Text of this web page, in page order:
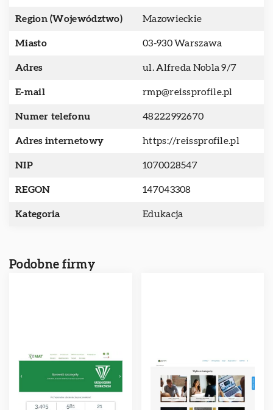
Region (Województwo) Mazowieckie
Miasto 03-930 Warszawa
Adres ul. Alfreda Nobla 9/7
E-mail rmp@reissprofile.pl
Numer telefonu 48222992670
Adres internetowy https://reissprofile.pl
NIP 1070028547
REGON 147043308
Kategoria Edukacja
Podobne firmy